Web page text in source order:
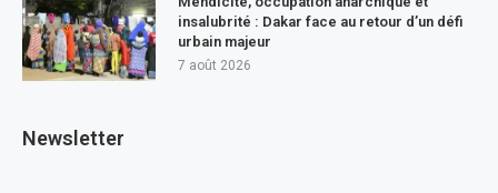
insalubrité : Dakar face au retour d’un défi
urbain majeur
7 août 2026
Newsletter